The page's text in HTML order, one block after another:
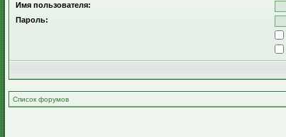
Имя пользователя:
Пароль:
Список форумов